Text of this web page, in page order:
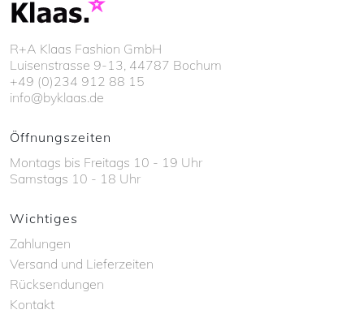
R+A Klaas Fashion GmbH
Luisenstrasse 9-13, 44787 Bochum
+49 (0)234 912 88 15
info@byklaas.de
Öffnungszeiten
Montags bis Freitags 10 - 19 Uhr
Samstags 10 - 18 Uhr
Wichtiges
Zahlungen
Versand und Lieferzeiten
Rücksendungen
Kontakt